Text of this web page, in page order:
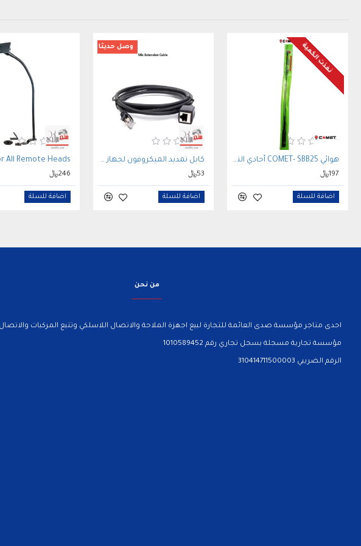
نفذت الكمية
هوائي COMET- SBB25 أحادي النطاق
197﷼
اضافة للسلة
وصل حديثا
كابل تمديد الميكروفون لجهاز ICOM 5100 و2730 (5 أمتار)
53﷼
اضافة للسلة
246﷼
اضافة للسلة
من نحن
احدى متاجر مؤسسة صدى العائمة للتجارة لبيع اجهزة الملاحة والاتصال اللاسلكي وتتبع المركبات
مؤسسة تجارية مسجلة بسجل تجاري رقم 1010589452
الرقم الضريبي 310414711500003